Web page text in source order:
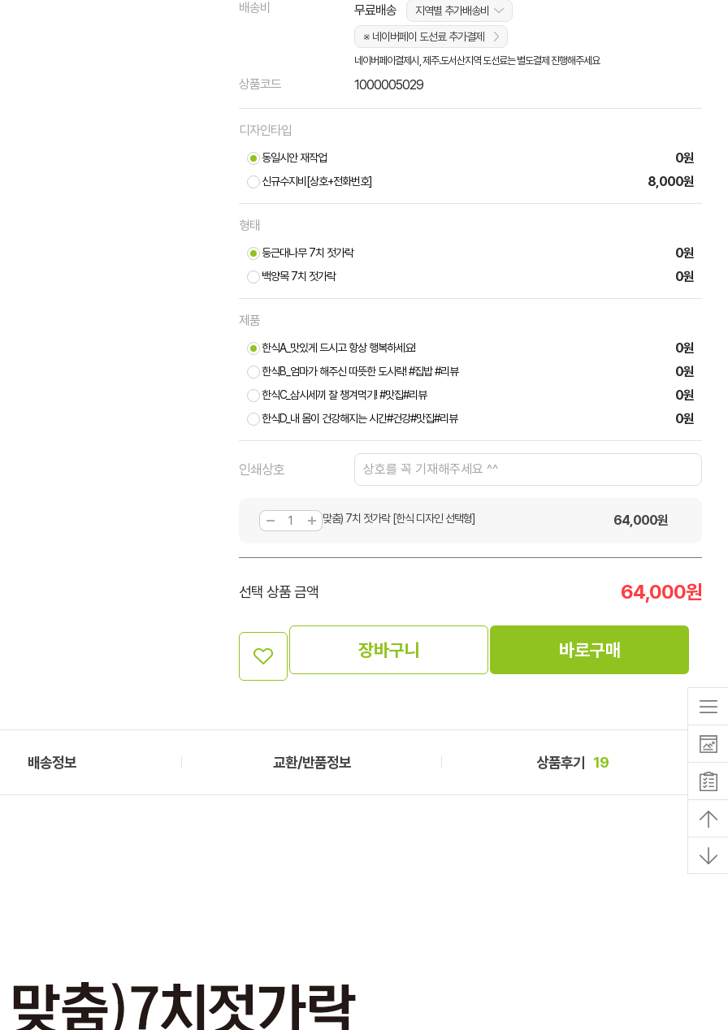
배송비 무료배송
지역별 추가배송비
※ 네이버페이 도선료 추가결제
네이버페이결제시, 제주.도서산지역 도선료는 별도결제 진행해주세요
상품코드 1000005029
디자인타입
동일시안 재작업 0원
신규수지비[상호+전화번호] 8,000원
형태
둥근대나무 7치 젓가락 0원
백양목 7치 젓가락 0원
제품
한식A_맛있게 드시고 항상 행복하세요! 0원
한식B_엄마가 해주신 따뜻한 도시락! #집밥 #리뷰 0원
한식C_삼시세끼 잘 챙겨먹기! #맛집#리뷰 0원
한식D_내 몸이 건강해지는 시간#건강#맛집#리뷰 0원
인쇄상호
맞춤) 7치 젓가락 [한식 디자인 선택형] 64,000원
선택 상품 금액 64,000원
장바구니 바로구매
배송정보 교환/반품정보 상품후기 19